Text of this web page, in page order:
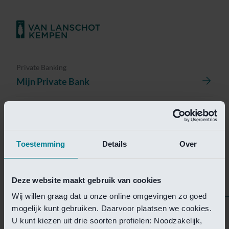
Toestemming Details Over
Deze website maakt gebruik van cookies
Wij willen graag dat u onze online omgevingen zo goed
mogelijk kunt gebruiken. Daarvoor plaatsen we cookies.
U kunt kiezen uit drie soorten profielen: Noodzakelijk,
Private Banking
Mijn Private Bank
Helaas is deze pagina